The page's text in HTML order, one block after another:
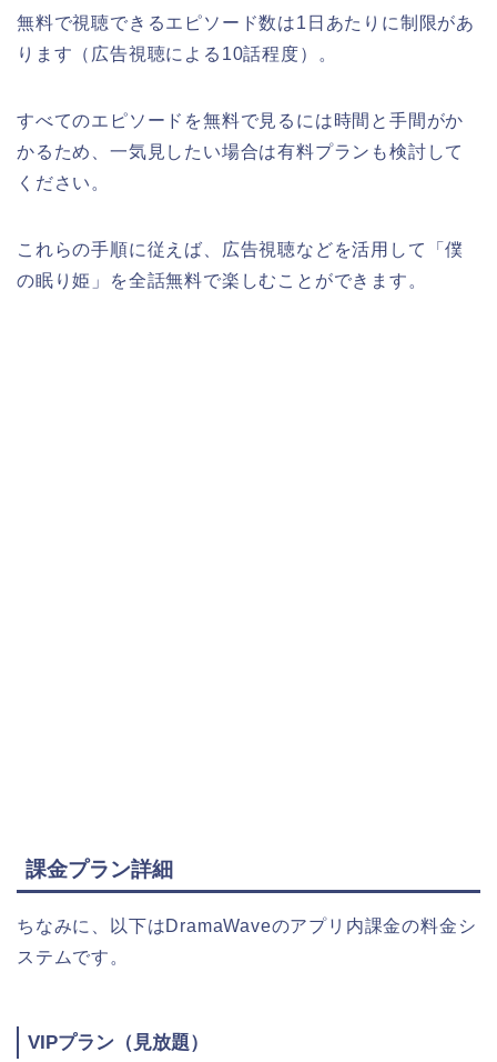
無料で視聴できるエピソード数は1日あたりに制限があ
ります（広告視聴による10話程度）。
すべてのエピソードを無料で見るには時間と手間がか
かるため、一気見したい場合は有料プランも検討して
ください。
これらの手順に従えば、広告視聴などを活用して「僕
の眠り姫」を全話無料で楽しむことができます。
課金プラン詳細
ちなみに、以下はDramaWaveのアプリ内課金の料金シ
ステムです。
VIPプラン（見放題）